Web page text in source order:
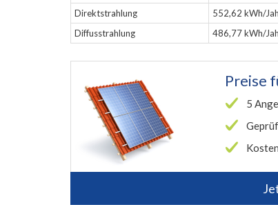
Direktstrahlung
552,62 kWh/
Diffusstrahlung
486,77 kWh/
Preise
5